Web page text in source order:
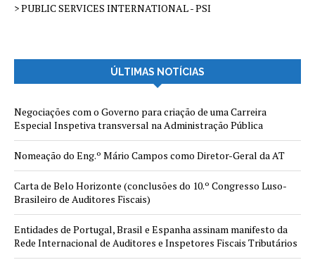
> PUBLIC SERVICES INTERNATIONAL - PSI
ÚLTIMAS NOTÍCIAS
Negociações com o Governo para criação de uma Carreira
Especial Inspetiva transversal na Administração Pública
Nomeação do Eng.º Mário Campos como Diretor-Geral da AT
Carta de Belo Horizonte (conclusões do 10.º Congresso Luso-
Brasileiro de Auditores Fiscais)
Entidades de Portugal, Brasil e Espanha assinam manifesto da
Rede Internacional de Auditores e Inspetores Fiscais Tributários